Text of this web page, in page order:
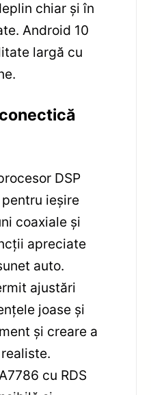
chiar și în
Android 10
largă cu
DSP
ieșire
coaxiale și
apreciate
auto.
ajustări
joase și
și creare a
cu RDS